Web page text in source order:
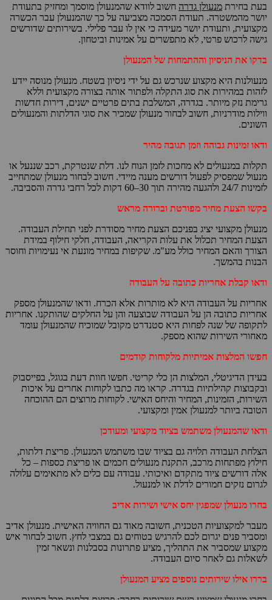
בעת בחירת מנעולן גדרה חשוב לוודא שהמנעולן מוסמך ומחזיק בתעודת
יושר מהמשטרה. תעודת הסמכה מצביעה על כך שהמנעולן עבר הכשרה
מקצועית, ותעודת יושר מעידה כי אין לו עבר פלילי. בשירותים שדורשים
גישה לרכוש פרטי, לא מתפשרים על אמינות וביטחון.
בדקו את הניסיון וההתמחות של המנעולן
מנעולנות היא מקצוע שנרכש גם על ידי ניסיון בשטח. מנעולן מנוסה יידע
לזהות במהירות את סוג התקלה ולפתור אותה בצורה מקצועית וללא
גרימת נזק מיותר. בגדרה, המשלבת בתים פרטיים ישנים, דירות חדשות
ווילות מודרניות, חשוב לבחור מנעולן שמכיר את סוגי הדלתות והמנעולים
השונים.
ודאו זמינות גבוהה וזמן תגובה מהיר
תקלות במנעולים לא מחכות לזמן הנוח לנו. דלת שנטרקת, רכב שננעל או
מנעול שמפסיק לפעול דורשים מענה מיידי. חשוב לבחור מנעולן שמתחייב
לזמינות 24/7 ולהגעה מהירה תוך 30–60 דקות לכל רחבי גדרה והסביבה.
בקשו הצעת מחיר מפורטת וברורה מראש
מנעולן מקצועי יציג בפניכם הצעת מחיר מסודרת לפני תחילת העבודה.
הצעת המחיר תכלול את עלות הקריאה, העבודה, חלקי חילוף במידת
הצורך והאם המחיר כולל מע"מ. שקיפות במחיר מונעת אי נעימויות וחוסר
הבנות בהמשך.
ודאו קבלת אחריות כתובה על העבודה
אחריות על העבודה היא לא מותרות אלא הכרח. ודאו שהמנעולן מספק
אחריות כתובה הן על העבודה שבוצעה והן על החלקים שהותקנו. אחריות
לתקופה של שנה לפחות היא סטנדרט מקובל שמוכיח שהמנעולן עומד
מאחורי השירות שהוא מספק.
חפשו המלצות אמיתיות מלקוחות קודמים
בעידן הדיגיטלי, המלצות הן כלי קריטי. חפשו חוות דעת בגוגל, בפייסבוק
ובקבוצות קהילתיות בגדרה. קראו מה כתבו לקוחות אחרים על איכות
השירות, הזמינות, המחיר והיחס האישי. לקוחות מרוצים הם ההוכחה
הטובה ביותר למנעולן אמין ומקצועי.
ודאו שהמנעולן משתמש בציוד מקצועי ומעודכן
הצלחת העבודה תלויה גם בציוד שבו משתמש המנעולן. פריצת דלתות,
חילוץ מפתחות מרכב, התקנת מנעולים חכמים או פריצת כספות – כל
אלה דורשים ציוד מתקדם ואיכותי. עבודה עם כלים לא מתאימים עלולה
לגרום נזקים חמורים לדלת או למנעול.
בחרו מנעולן שמפגין יחס אישי ושירות אדיב
מעבר למקצועיות הטכנית, חשובה מאוד גם החוויה האישית. מנעולן אדיב
ומסביר פנים יגרום לכם להרגיש בטוחים גם במצבי לחץ. חשוב לבחור איש
מקצוע שמסביר את התהליך, מציע פתרונות בסבלנות ונשאר זמין
לשאלות גם לאחר סיום העבודה.
בררו אילו שירותים נוספים מציע המנעולן